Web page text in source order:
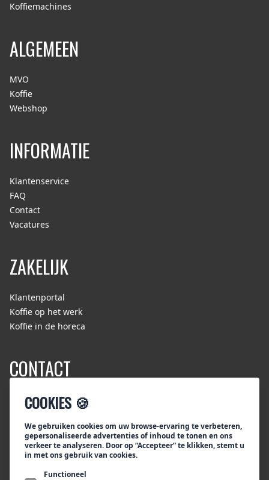
COOKIES 🍪
We gebruiken cookies om uw browse-ervaring te verbeteren,
gepersonaliseerde advertenties of inhoud te tonen en ons
verkeer te analyseren. Door op “Accepteer” te klikken, stemt u
in met ons gebruik van cookies.
Functioneel
Koffiemachines
ALGEMEEN
MVO
Koffie
Webshop
INFORMATIE
Klantenservice
FAQ
Contact
Vacatures
ZAKELIJK
Klantenportal
Koffie op het werk
Koffie in de horeca
CONTACT
Tiktak/Segafredo Zanetti Nederland
Rouaanstraat 10
9723 CD Groningen
Postadres: